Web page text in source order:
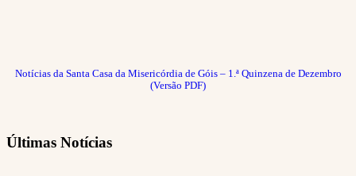
Notícias da Santa Casa da Misericórdia de Góis – 1.ª Quinzena de Dezembro
(Versão PDF)
Últimas Notícias